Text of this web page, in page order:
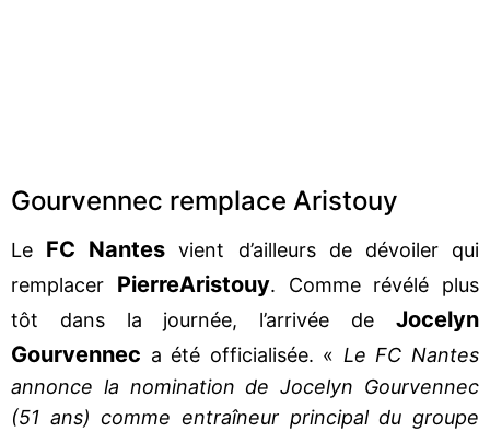
Gourvennec remplace Aristouy
Le FC Nantes vient d’ailleurs de dévoiler qui
remplacer PierreAristouy. Comme révélé plus
tôt dans la journée, l’arrivée de Jocelyn
Gourvennec a été officialisée. « Le FC Nantes
annonce la nomination de Jocelyn Gourvennec
(51 ans) comme entraîneur principal du groupe